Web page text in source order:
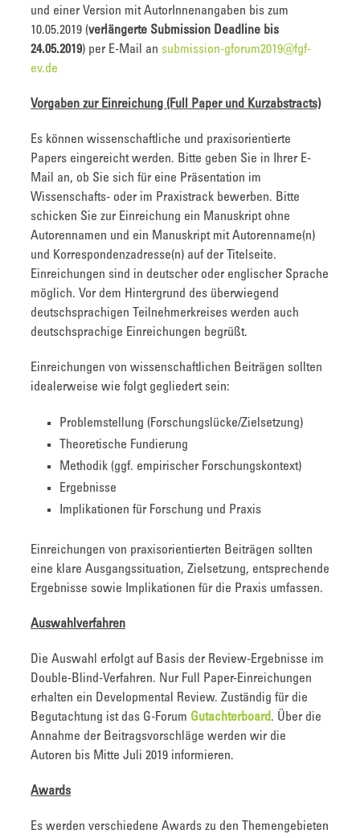
und einer Version mit AutorInnenangaben bis zum
10.05.2019 (verlängerte Submission Deadline bis
24.05.2019) per E-Mail an submission-gforum2019@fgf-
ev.de
Vorgaben zur Einreichung (Full Paper und Kurzabstracts)
Es können wissenschaftliche und praxisorientierte
Papers eingereicht werden. Bitte geben Sie in Ihrer E-
Mail an, ob Sie sich für eine Präsentation im
Wissenschafts- oder im Praxistrack bewerben. Bitte
schicken Sie zur Einreichung ein Manuskript ohne
Autorennamen und ein Manuskript mit Autorenname(n)
und Korrespondenzadresse(n) auf der Titelseite.
Einreichungen sind in deutscher oder englischer Sprache
möglich. Vor dem Hintergrund des überwiegend
deutschsprachigen Teilnehmerkreises werden auch
deutschsprachige Einreichungen begrüßt.
Einreichungen von wissenschaftlichen Beiträgen sollten
idealerweise wie folgt gegliedert sein:
Problemstellung (Forschungslücke/Zielsetzung)
Theoretische Fundierung
Methodik (ggf. empirischer Forschungskontext)
Ergebnisse
Implikationen für Forschung und Praxis
Einreichungen von praxisorientierten Beiträgen sollten
eine klare Ausgangssituation, Zielsetzung, entsprechende
Ergebnisse sowie Implikationen für die Praxis umfassen.
Auswahlverfahren
Die Auswahl erfolgt auf Basis der Review-Ergebnisse im
Double-Blind-Verfahren. Nur Full Paper-Einreichungen
erhalten ein Developmental Review. Zuständig für die
Begutachtung ist das G-Forum Gutachterboard. Über die
Annahme der Beitragsvorschläge werden wir die
Autoren bis Mitte Juli 2019 informieren.
Awards
Es werden verschiedene Awards zu den Themengebieten